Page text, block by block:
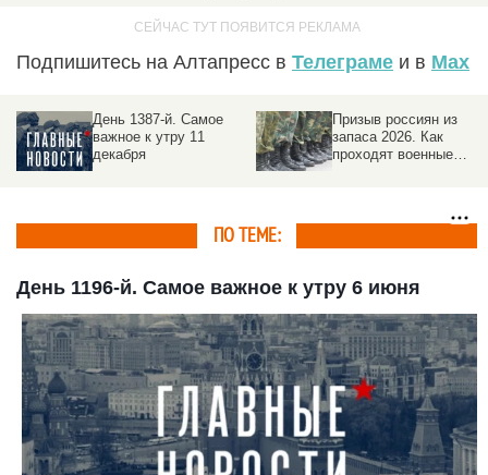
Подпишитесь на Алтапресс в Телеграме и в Max
День 1387-й. Самое
важное к утру 11
декабря
Призыв россиян из
запаса 2026. Как
проходят военные
ПО ТЕМЕ:
День 1196-й. Самое важное к утру 6 июня